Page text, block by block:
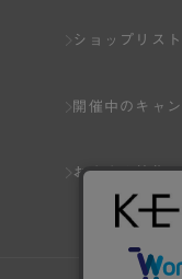
1.
2.
3.前
り
（1
（2
ショップリスト
開催中のキャ
おすすめ特集